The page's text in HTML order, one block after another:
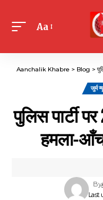
Font
Aa
Aanchalik Khabre> Blog >
जुर्म
पुलिस पार्टी
हमला-
Last
By